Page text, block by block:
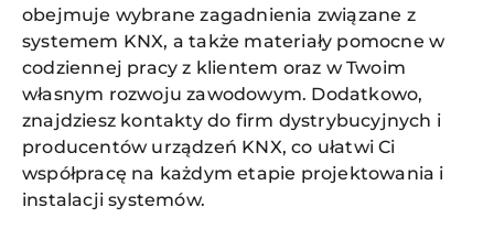
obejmuje wybrane zagadnienia związane z
systemem KNX, a także materiały pomocne w
codziennej pracy z klientem oraz w Twoim
własnym rozwoju zawodowym. Dodatkowo,
znajdziesz kontakty do firm dystrybucyjnych i
producentów urządzeń KNX, co ułatwi Ci
współpracę na każdym etapie projektowania i
instalacji systemów.